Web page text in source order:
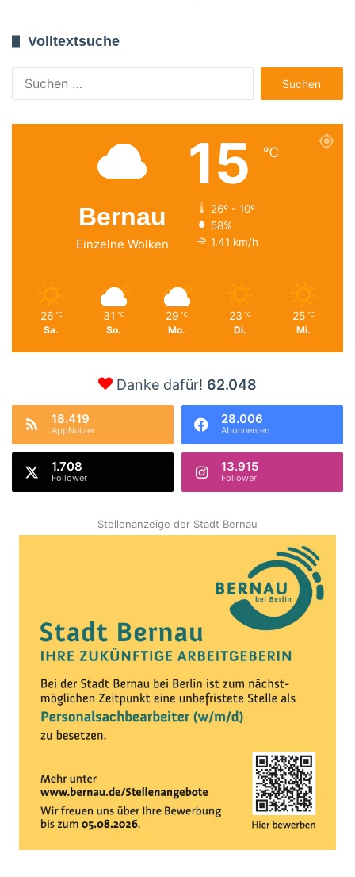
Volltextsuche
nach:
Bernau
Einzelne Wolken
15 ℃
26º - 10º
58%
1.41 km/h
26 ℃
Sa.
31 ℃
So.
29 ℃
Mo.
23 ℃
Di.
25 ℃
Mi.
Danke dafür! 62.048
18.419
AppNutzer
28.006
Abonnenten
1.708
Follower
13.915
Follower
Stellenanzeige der Stadt Bernau